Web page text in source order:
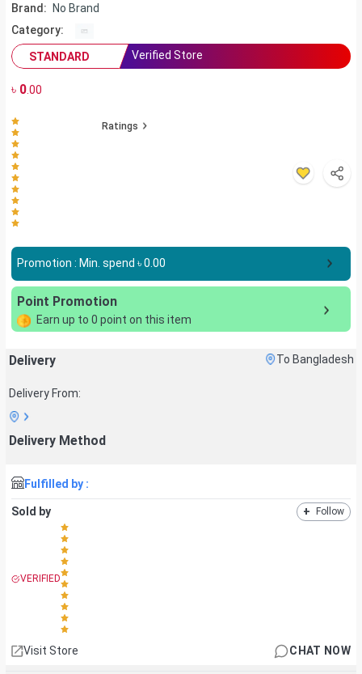
Brand:
No Brand
Category:
STANDARD
Verified Store
৳ 0.00
Ratings
Promotion : Min. spend ৳0.00
Point Promotion
Earn up to 0 point on this item
Delivery To Bangladesh
Delivery From:
Delivery Method
Fulfilled by :
Sold by + Follow
VERIFIED
Visit Store CHAT NOW